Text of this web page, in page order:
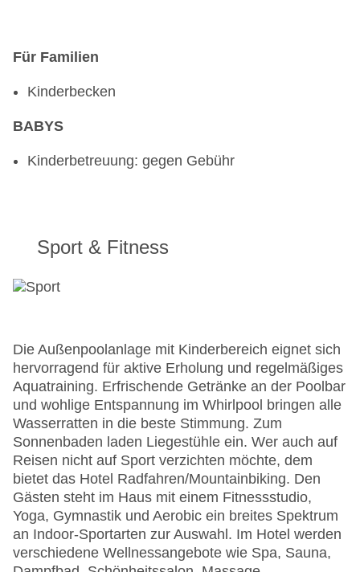
Für Familien
Kinderbecken
BABYS
Kinderbetreuung: gegen Gebühr
Sport & Fitness
Die Außenpoolanlage mit Kinderbereich eignet sich
hervorragend für aktive Erholung und regelmäßiges
Aquatraining. Erfrischende Getränke an der Poolbar
und wohlige Entspannung im Whirlpool bringen alle
Wasserratten in die beste Stimmung. Zum
Sonnenbaden laden Liegestühle ein. Wer auch auf
Reisen nicht auf Sport verzichten möchte, dem
bietet das Hotel Radfahren/Mountainbiking. Den
Gästen steht im Haus mit einem Fitnessstudio,
Yoga, Gymnastik und Aerobic ein breites Spektrum
an Indoor-Sportarten zur Auswahl. Im Hotel werden
verschiedene Wellnessangebote wie Spa, Sauna,